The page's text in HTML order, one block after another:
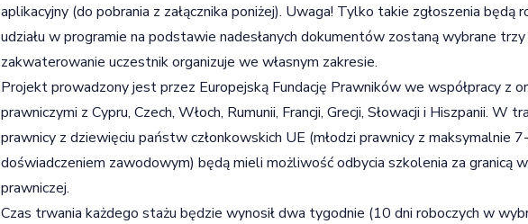
aplikacyjny (do pobrania z załącznika poniżej). Uwaga! Tylko takie zgłoszenia będą
udziału w programie na podstawie nadesłanych dokumentów zostaną wybrane
zakwaterowanie uczestnik organizuje we własnym zakresie.
Projekt prowadzony jest przez Europejską Fundację Prawników we współpracy z
prawniczymi z Cypru, Czech, Włoch, Rumunii, Francji, Grecji, Słowacji i Hiszpanii. W
prawnicy z dziewięciu państw członkowskich UE (młodzi prawnicy z maksymalnie
doświadczeniem zawodowym) będą mieli możliwość odbycia szkolenia za granicą
prawniczej.
Czas trwania każdego stażu będzie wynosił dwa tygodnie (10 dni roboczych w